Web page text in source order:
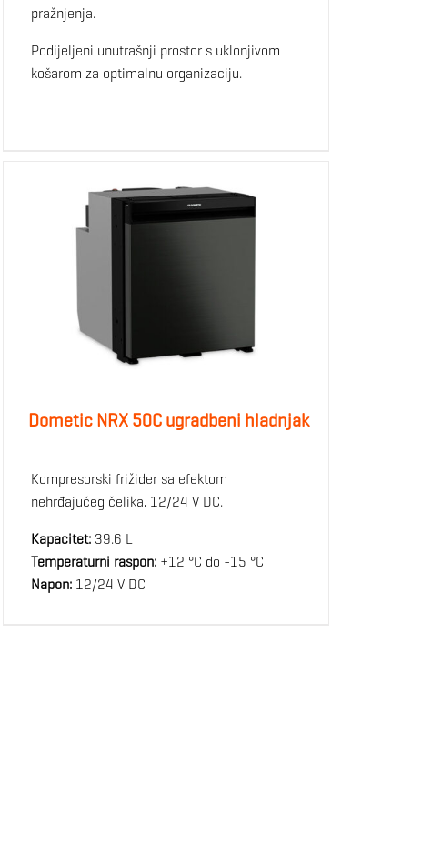
pražnjenja.
Podijeljeni unutrašnji prostor s uklonjivom
košarom za optimalnu organizaciju.
Dometic NRX 50C ugradbeni hladnjak
Kompresorski frižider sa efektom
nehrđajućeg čelika, 12/24 V DC.
Kapacitet: 39.6 L
Temperaturni raspon: +12 °C do -15 °C
Napon: 12/24 V DC